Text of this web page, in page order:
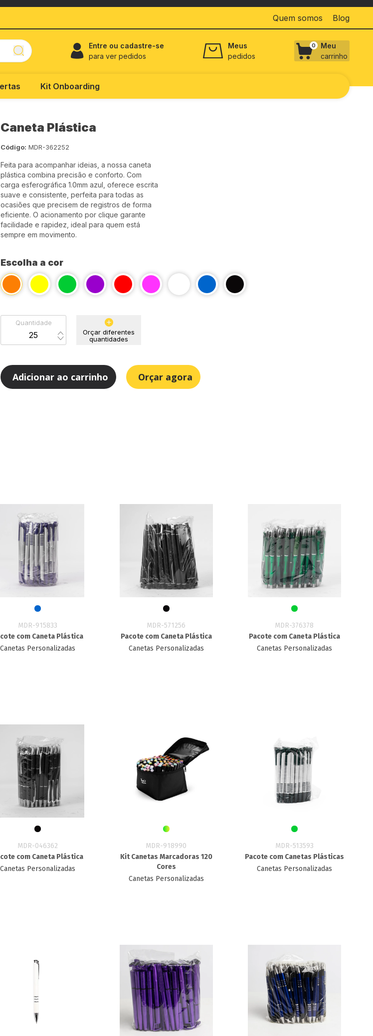
Quem somos Blog
Entre ou cadastre-se
para ver pedidos
Meus
pedidos
0
Meu
carrinho
Kit Onboarding
Caneta Plástica
Código: MDR-362252
Feita para acompanhar ideias, a nossa caneta
plástica combina precisão e conforto. Com
carga esferográfica 1.0mm azul, oferece escrita
suave e consistente, perfeita para todas as
ocasiões que precisem de registros de forma
eficiente. O acionamento por clique garante
facilidade e rapidez, ideal para quem está
sempre em movimento.
Escolha a cor
Quantidade
Orçar diferentes
quantidades
Adicionar ao carrinho Orçar agora
MDR-915833
com Caneta Plástica
Canetas Personalizadas
MDR-571256
Pacote com Caneta Plástica
Canetas Personalizadas
MDR-376378
Pacote com Caneta Plástica
Canetas Personalizadas
MDR-046362
com Caneta Plástica
Canetas Personalizadas
MDR-918990
Kit Canetas Marcadoras 120
Cores
Canetas Personalizadas
MDR-513593
Pacote com Canetas Plásticas
Canetas Personalizadas